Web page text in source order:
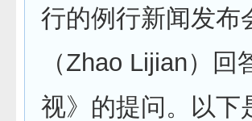
行的例行新闻发布
（Zhao Lijian）
视》的提问。以下